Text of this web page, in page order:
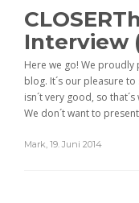
Interview
Here we go! We
blog. It´s our pleasure to
isn´t very good, so
We don´t want to
Mark, 19. Juni 2014